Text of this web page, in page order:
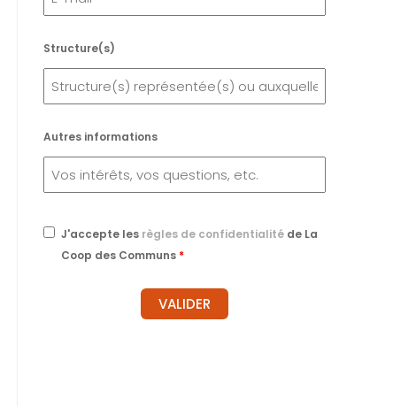
Structure(s)
Autres informations
J'accepte les règles de confidentialité de La
Coop des Communs *